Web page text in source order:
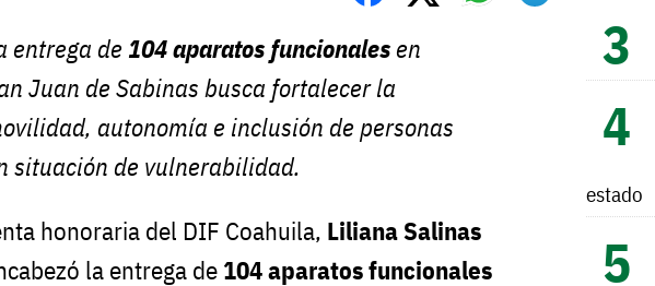
entrega de 104 aparatos funcionales en
Juan de Sabinas busca fortalecer la
autonomía e inclusión de personas
situación de vulnerabilidad.
honoraria del DIF Coahuila, Liliana Salinas
la entrega de 104 aparatos funcionales
estado